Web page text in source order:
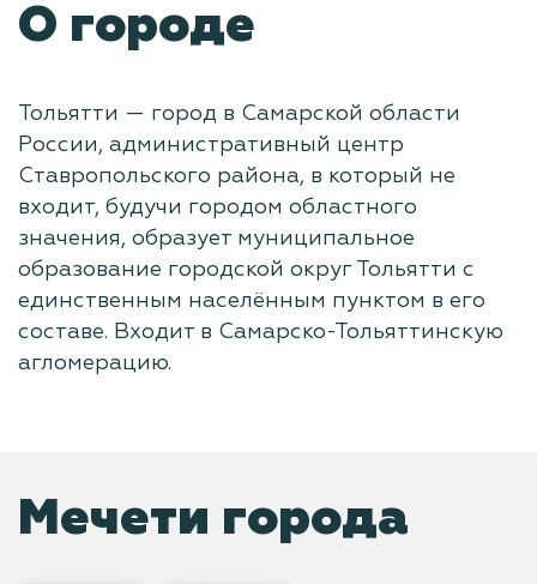
О городе
Тольятти — город в Самарской области
России, административный центр
Ставропольского района, в который не
входит, будучи городом областного
значения, образует муниципальное
образование городской округ Тольятти с
единственным населённым пунктом в его
составе. Входит в Самарско-Тольяттинскую
агломерацию.
Мечети города